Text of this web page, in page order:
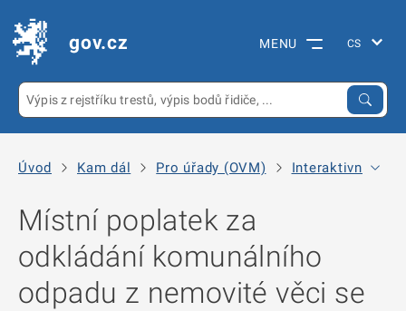
gov.cz MENU
Úvod Kam dál Pro úřady (OVM) Interaktivní
Místní poplatek za
odkládání komunálního
odpadu z nemovité věci se